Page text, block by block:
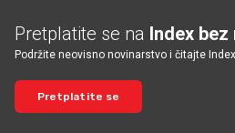
Pretplatite se na Index bez
Podržite neovisno novinarstvo i čitajte
Pretplatite se